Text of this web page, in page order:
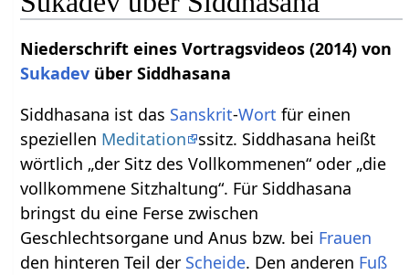
Niederschrift eines Vortragsvideos (2014) von
Sukadev über Siddhasana
Siddhasana ist das Sanskrit-Wort für einen
speziellen Meditation
ssitz. Siddhasana heißt
wörtlich „der Sitz des Vollkommenen“ oder „die
vollkommene Sitzhaltung“. Für Siddhasana
bringst du eine Ferse zwischen
Geschlechtsorgane und Anus bzw. bei Frauen
den hinteren Teil der Scheide. Den anderen Fuß